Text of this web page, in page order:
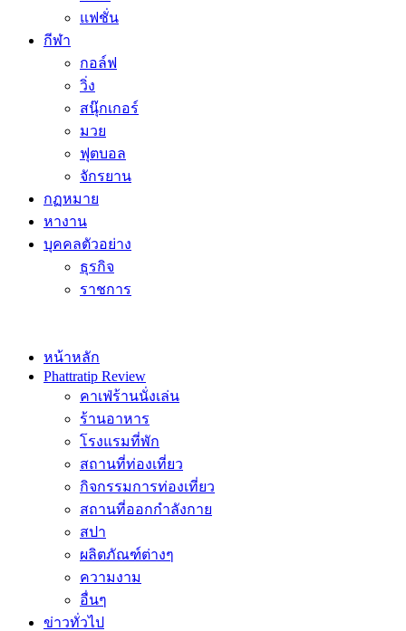
แฟชั่น
กีฬา
กอล์ฟ
วิ่ง
สนุ๊กเกอร์
มวย
ฟุตบอล
จักรยาน
กฏหมาย
หางาน
บุคคลตัวอย่าง
ธุรกิจ
ราชการ
หน้าหลัก
Phattratip Review
คาเฟ่ร้านนั่งเล่น
ร้านอาหาร
โรงแรมที่พัก
สถานที่ท่องเที่ยว
กิจกรรมการท่องเที่ยว
สถานที่ออกกำลังกาย
สปา
ผลิตภัณฑ์ต่างๆ
ความงาม
อื่นๆ
ข่าวทั่วไป